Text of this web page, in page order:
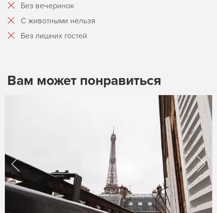
Без вечеринок
С животными нельзя
Без лишних гостей
Вам может понравиться